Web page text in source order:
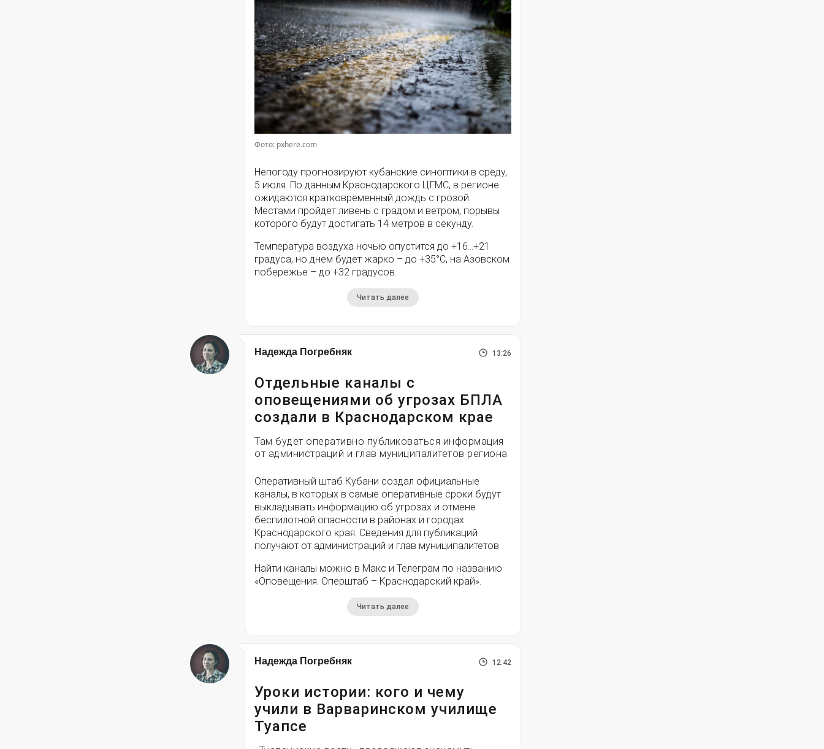
Фото: pxhere.com
Непогоду прогнозируют кубанские синоптики в среду,
5 июля. По данным Краснодарского ЦГМС, в регионе
ожидаются кратковременный дождь с грозой.
Местами пройдет ливень с градом и ветром, порывы
которого будут достигать 14 метров в секунду.
Температура воздуха ночью опустится до +16…+21
градуса, но днем будет жарко – до +35°С, на Азовском
побережье – до +32 градусов.
Читать далее
Надежда Погребняк 13:26
Отдельные каналы с
оповещениями об угрозах БПЛА
создали в Краснодарском крае
Там будет оперативно публиковаться информация
от администраций и глав муниципалитетов региона
Оперативный штаб Кубани создал официальные
каналы, в которых в самые оперативные сроки будут
выкладывать информацию об угрозах и отмене
беспилотной опасности в районах и городах
Краснодарского края. Сведения для публикаций
получают от администраций и глав муниципалитетов.
Найти каналы можно в Макс и Телеграм по названию
«Оповещения. Оперштаб – Краснодарский край».
Читать далее
Надежда Погребняк 12:42
Уроки истории: кого и чему
учили в Варваринском училище
Туапсе